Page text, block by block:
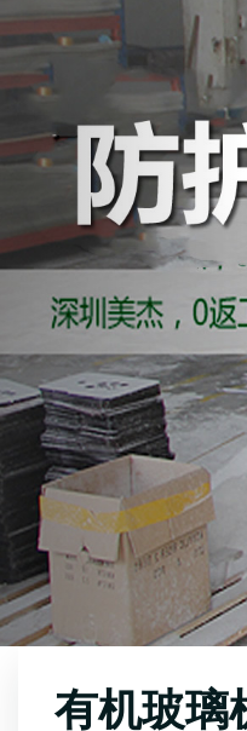
有机玻璃